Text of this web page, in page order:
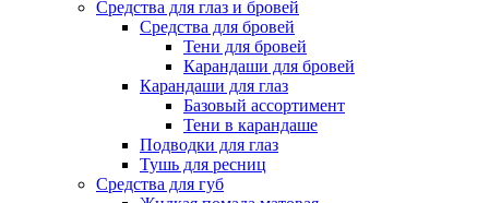
Средства для глаз и бровей
Средства для бровей
Тени для бровей
Карандаши для бровей
Карандаши для глаз
Базовый ассортимент
Тени в карандаше
Подводки для глаз
Тушь для ресниц
Средства для губ